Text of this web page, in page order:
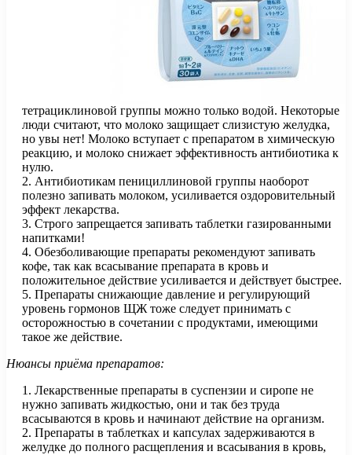
тетрациклиновой группы можно только водой. Некоторые
люди считают, что молоко защищает слизистую желудка,
но увы нет! Молоко вступает с препаратом в химическую
реакцию, и молоко снижает эффективность антибиотика к
нулю.
2. Антибиотикам пенициллиновой группы наоборот
полезно запивать молоком, усиливается оздоровительный
эффект лекарства.
3. Строго запрещается запивать таблетки газированными
напитками!
4. Обезболивающие препараты рекомендуют запивать
кофе, так как всасывание препарата в кровь и
положительное действие усиливается и действует быстрее.
5. Препараты снижающие давление и регулирующий
уровень гормонов ЩЖ тоже следует принимать с
осторожностью в сочетании с продуктами, имеющими
такое же действие.
Нюансы приёма препаратов:
1. Лекарственные препараты в суспензии и сиропе не
нужно запивать жидкостью, они и так без труда
всасываются в кровь и начинают действие на организм.
2. Препараты в таблетках и капсулах задерживаются в
желудке до полного расщепления и всасывания в кровь,